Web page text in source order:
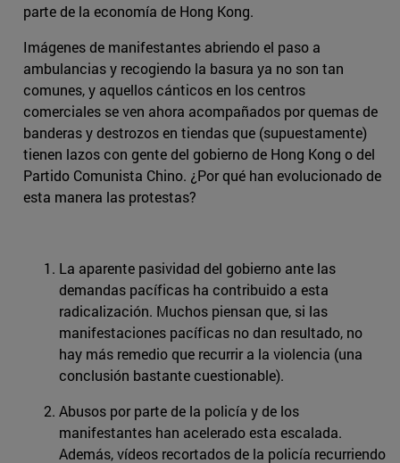
parte de la economía de Hong Kong.
Imágenes de manifestantes abriendo el paso a
ambulancias y recogiendo la basura ya no son tan
comunes, y aquellos cánticos en los centros
comerciales se ven ahora acompañados por quemas de
banderas y destrozos en tiendas que (supuestamente)
tienen lazos con gente del gobierno de Hong Kong o del
Partido Comunista Chino. ¿Por qué han evolucionado de
esta manera las protestas?
La aparente pasividad del gobierno ante las
demandas pacíficas ha contribuido a esta
radicalización. Muchos piensan que, si las
manifestaciones pacíficas no dan resultado, no
hay más remedio que recurrir a la violencia (una
conclusión bastante cuestionable).
Abusos por parte de la policía y de los
manifestantes han acelerado esta escalada.
Además, vídeos recortados de la policía recurriendo